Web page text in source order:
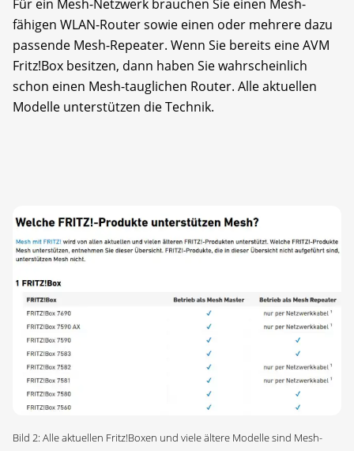
Für ein Mesh-Netzwerk brauchen Sie einen Mesh-
fähigen WLAN-Router sowie einen oder mehrere dazu
passende Mesh-Repeater. Wenn Sie bereits eine AVM
Fritz!Box besitzen, dann haben Sie wahrscheinlich
schon einen Mesh-tauglichen Router. Alle aktuellen
Modelle unterstützen die Technik.
Bild 2: Alle aktuellen Fritz!Boxen und viele ältere Modelle sind Mesh-